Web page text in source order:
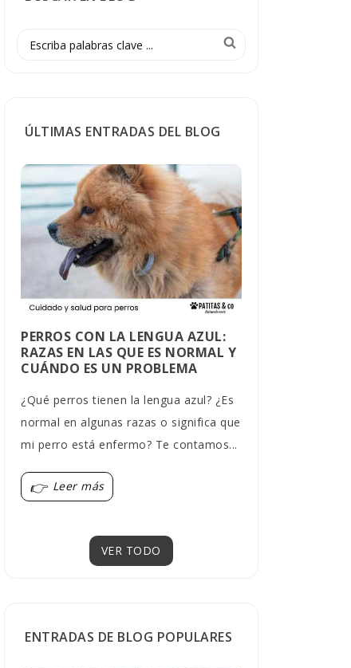
ÚLTIMAS ENTRADAS DEL BLOG
PERROS CON LA LENGUA AZUL:
RAZAS EN LAS QUE ES NORMAL Y
CUÁNDO ES UN PROBLEMA
¿Qué perros tienen la lengua azul? ¿Es
normal en algunas razas o significa que
mi perro está enfermo? Te contamos...
Leer más
PERROS:
El carbón
VER TODO
ENTRADAS DE BLOG POPULARES